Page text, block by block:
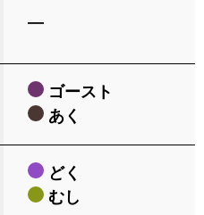
―
ゴースト
あく
どく
むし